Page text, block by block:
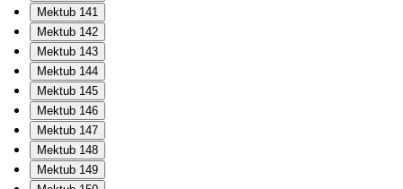
Mektub 141
Mektub 142
Mektub 143
Mektub 144
Mektub 145
Mektub 146
Mektub 147
Mektub 148
Mektub 149